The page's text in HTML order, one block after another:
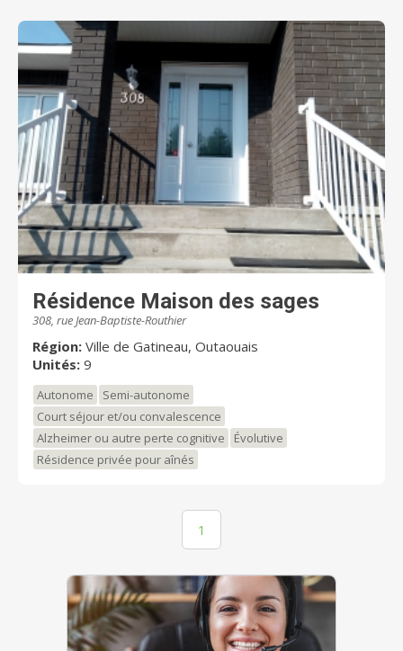
Résidence Maison des sages
308, rue Jean-Baptiste-Routhier
Région: Ville de Gatineau, Outaouais
Unités: 9
Autonome
Semi-autonome
Court séjour et/ou convalescence
Alzheimer ou autre perte cognitive
Évolutive
Résidence privée pour aînés
1